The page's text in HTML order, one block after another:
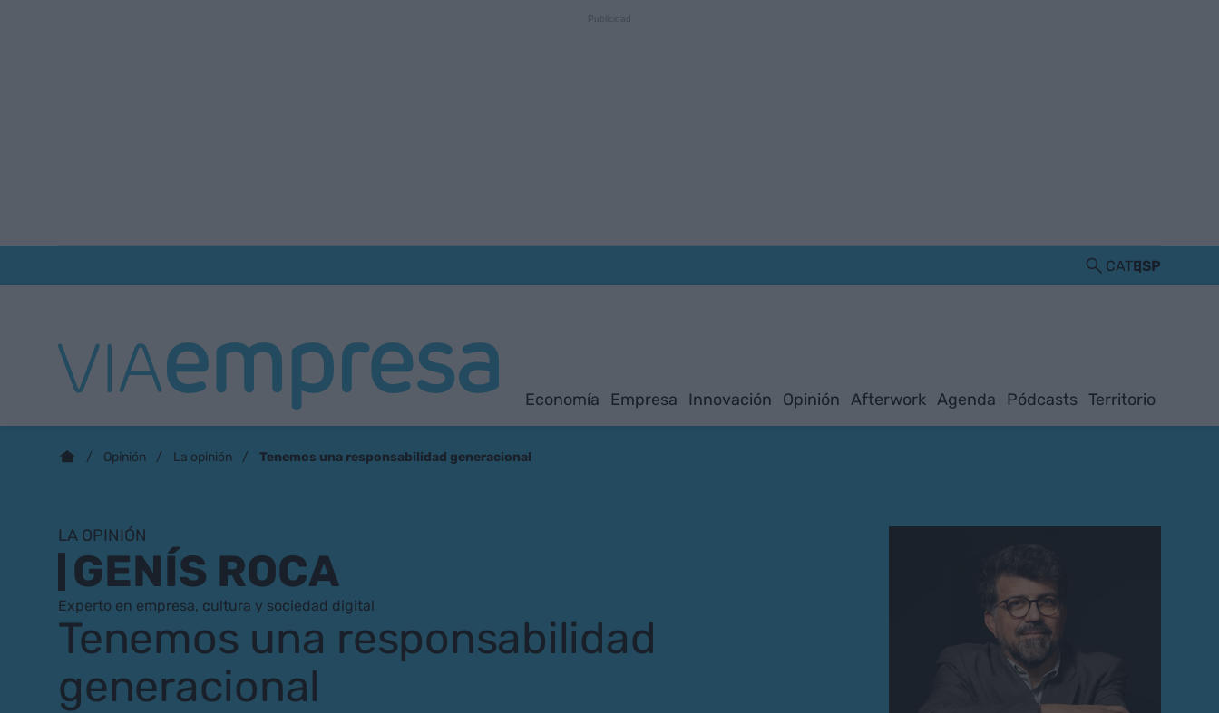
CATESP
Economía Empresa Innovación Opinión Afterwork Agenda Pódcasts Territorio
Opinión La opinión Tenemos una responsabilidad generacional
LA OPINIÓN
GENÍS ROCA
Experto en empresa, cultura y sociedad digital
Tenemos una responsabilidad
generacional